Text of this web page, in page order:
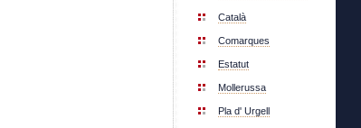
Català
Comarques
Estatut
Mollerussa
Pla d' Urgell